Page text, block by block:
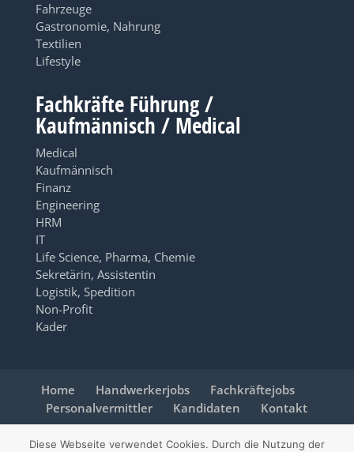
Fahrzeuge
Gastronomie, Nahrung
Textilien
Lifestyle
Fachkräfte Führung /
Kaufmännisch / Medical
Medical
Kaufmännisch
Finanz
Engineering
HRM
IT
Life Science, Pharma, Chemie
Sekretärin, Assistentin
Logistik, Spedition
Non-Profit
Kader
Home Handwerkerjobs
Fachkräftejobs
Personalvermittler
Kandidaten Kontakt
Diese Webseite verwendet Cookies. Durch die Nutzung der